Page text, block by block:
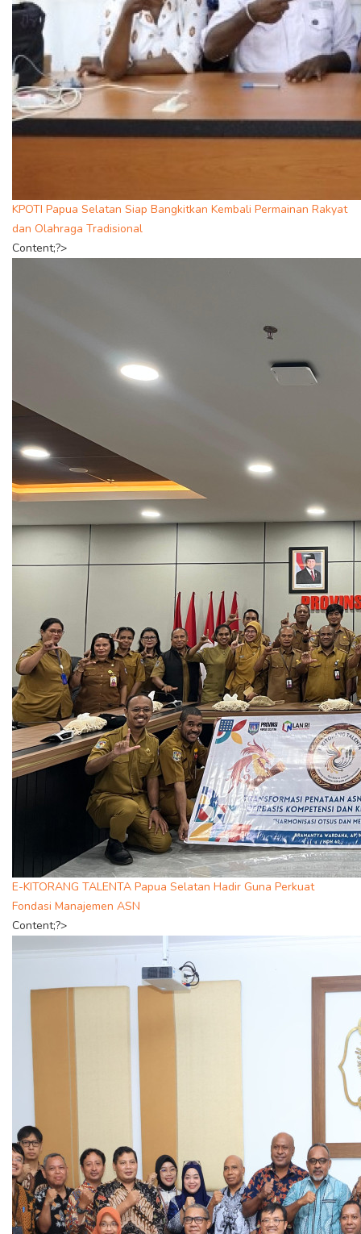
KPOTI Papua Selatan Siap Bangkitkan Kembali Permainan Rakyat
dan Olahraga Tradisional
Content;?>
E-KITORANG TALENTA Papua Selatan Hadir Guna Perkuat
Fondasi Manajemen ASN
Content;?>